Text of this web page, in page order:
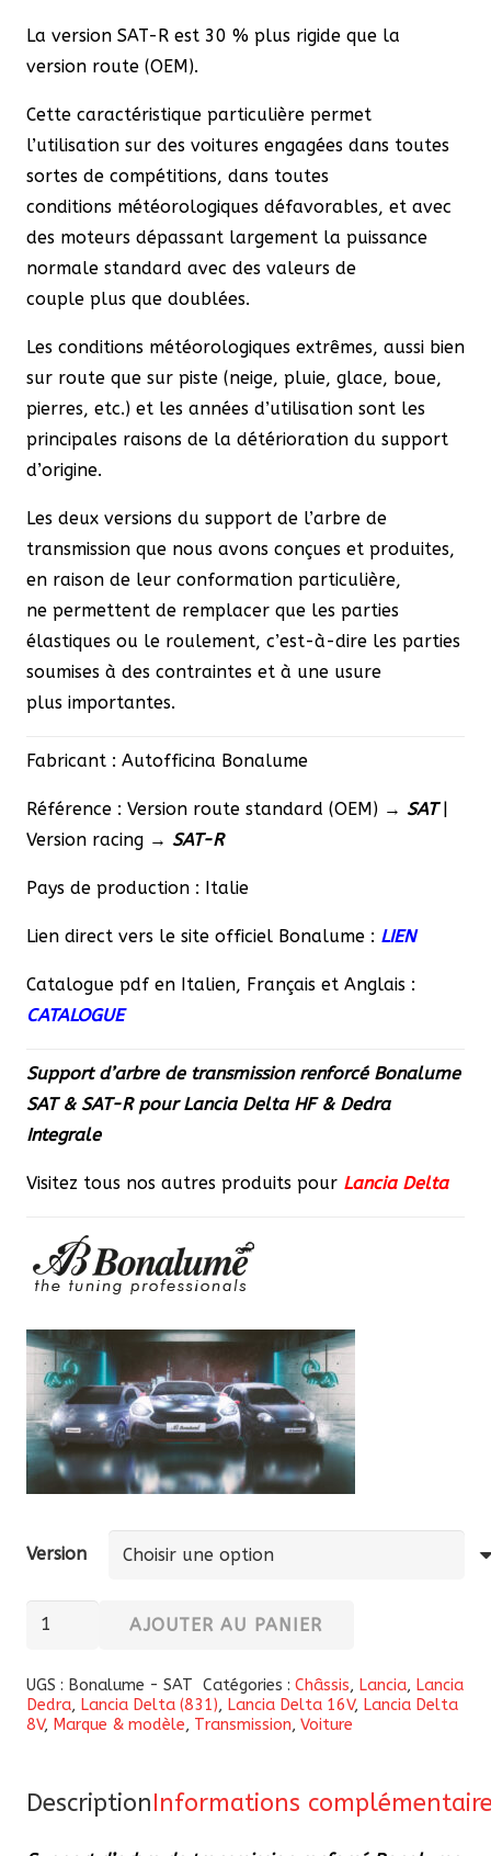
La version SAT-R est 30 % plus rigide que la
version route (OEM).
Cette caractéristique particulière permet
l’utilisation sur des voitures engagées dans toutes
sortes de compétitions, dans toutes
conditions météorologiques défavorables, et avec
des moteurs dépassant largement la puissance
normale standard avec des valeurs de
couple plus que doublées.
Les conditions météorologiques extrêmes, aussi bien
sur route que sur piste (neige, pluie, glace, boue,
pierres, etc.) et les années d’utilisation sont les
principales raisons de la détérioration du support
d’origine.
Les deux versions du support de l’arbre de
transmission que nous avons conçues et produites,
en raison de leur conformation particulière,
ne permettent de remplacer que les parties
élastiques ou le roulement, c’est-à-dire les parties
soumises à des contraintes et à une usure
plus importantes.
Fabricant : Autofficina Bonalume
Référence : Version route standard (OEM) → SAT
Version racing → SAT-R
Pays de production : Italie
Lien direct vers le site officiel Bonalume : LIEN
Catalogue pdf en Italien, Français et Anglais :
CATALOGUE
Support d’arbre de transmission renforcé Bonalume
SAT & SAT-R pour Lancia Delta HF & Dedra
Integrale
Visitez tous nos autres produits pour Lancia Delta
Version
quantité
Support
d'arbre
de
renforcé
AJOUTER AU PANIER
UGS : Bonalume - SAT Catégories : Châssis, Lancia, Lancia
Dedra, Lancia Delta (831), Lancia Delta 16V, Lancia Delta
8V, Marque & modèle, Transmission, Voiture
DescriptionInformations